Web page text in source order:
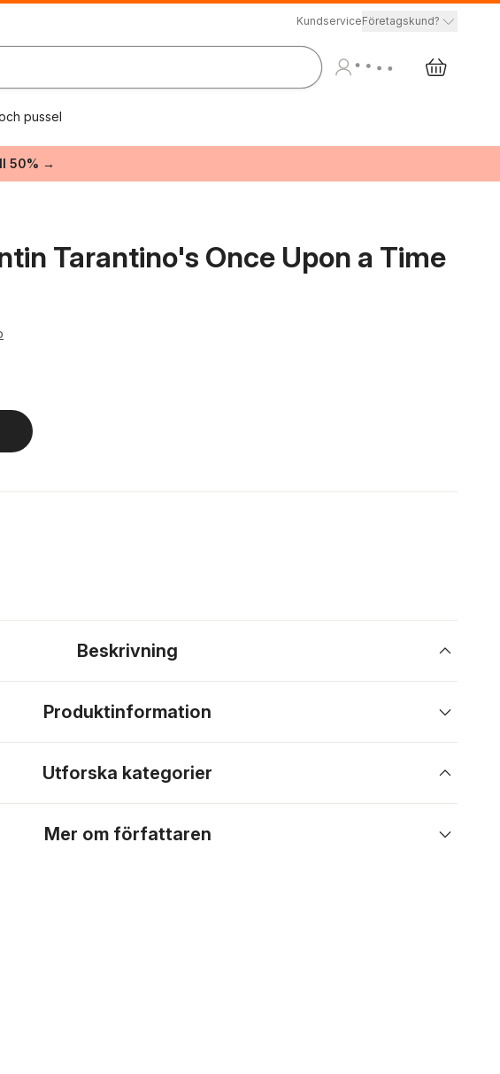
KundserviceFöretagskund?
pussel
50% →
Tarantino's Once Upon a Time
Beskrivning
Produktinformation
Utforska kategorier
Mer om författaren